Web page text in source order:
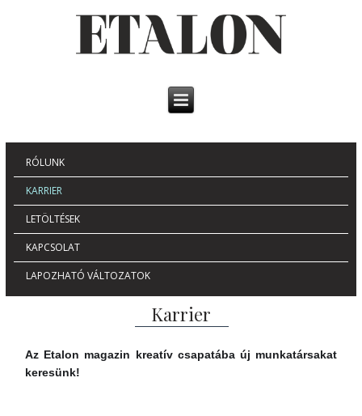
RÓLUNK
KARRIER
LETÖLTÉSEK
KAPCSOLAT
LAPOZHATÓ VÁLTOZATOK
Karrier
Az Etalon magazin kreatív csapatába új munkatársakat
keresünk!